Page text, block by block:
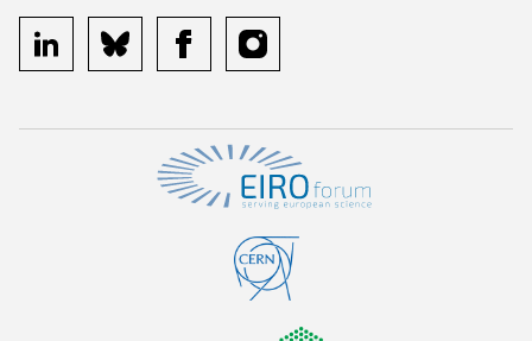
linkedin bluesky facebookinstagram